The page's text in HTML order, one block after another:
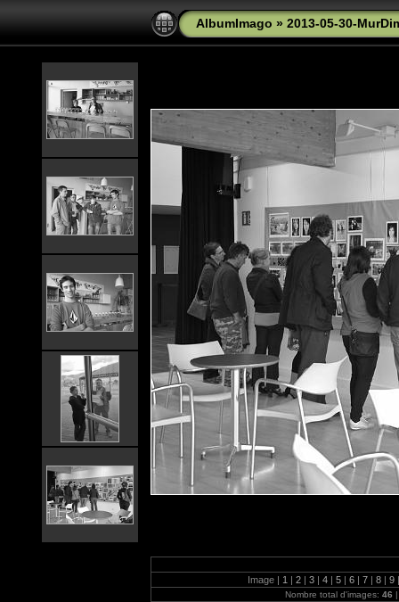
AlbumImago » 2013-05-30-
Image | 1 | 2 | 3 | 4 | 5 | 6 | 7 | 8 | 9 |
Nombre total d'images: 46